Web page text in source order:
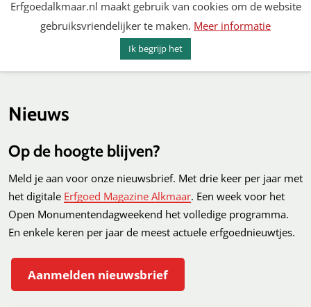
Spring
Erfgoedalkmaar.nl maakt gebruik van cookies om de website
gebruiksvriendelijker te maken. Meer informatie
Ik begrijp het
Nieuws
Op de hoogte blijven?
Meld je aan voor onze nieuwsbrief. Met drie keer per jaar met
het digitale Erfgoed Magazine Alkmaar. Een week voor het
Open Monumentendagweekend het volledige programma.
En enkele keren per jaar de meest actuele erfgoednieuwtjes.
Aanmelden nieuwsbrief